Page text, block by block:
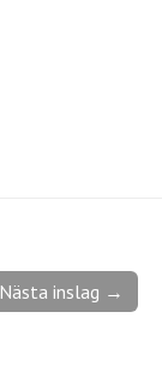
Nästa inslag →